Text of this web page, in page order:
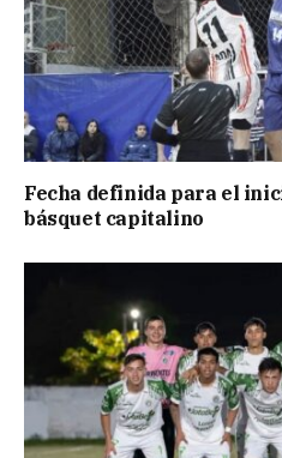
Fecha definida para el
básquet capitalino